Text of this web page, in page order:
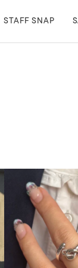
STAFF SNAP